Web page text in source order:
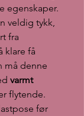
egenskaper.
veldig tykk,
fra
klare få
må denne
varmt
flytende.
før